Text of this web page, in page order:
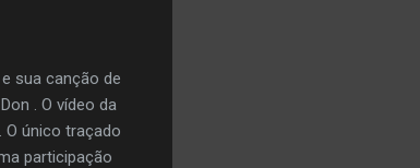
sua canção de
. O vídeo da
O único traçado
participação